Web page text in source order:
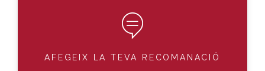
AFEGEIX LA TEVA RECOMANACIÓ